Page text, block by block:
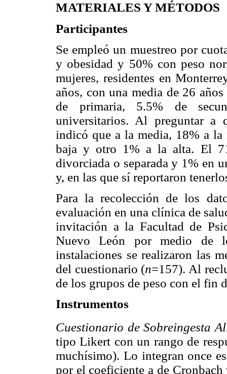
MATERIALES Y MÉTODOS
Participantes
Se empleó un muestreo por
y obesidad y 50% con peso
mujeres, residentes en
años, con una media de 26 años
de primaria, 5.5% de
universitarios. Al preguntar a
indicó que a la media, 18% a
baja y otro 1% a la alta. El
divorciada o separada y 1% en
y, en las que sí reportaron
Para la recolección de los
evaluación en una clínica de
invitación a la Facultad de
Nuevo León por medio de
instalaciones se realizaron las
del cuestionario (n=157). Al
de los grupos de peso con el fin
Instrumentos
Cuestionario de Sobreingesta
tipo Likert con un rango de
muchísimo). Lo integran once
por el coeficiente a de